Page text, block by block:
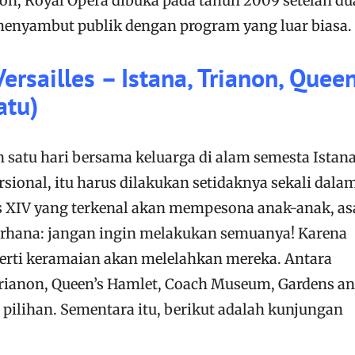
publik dengan program yang luar biasa.
– Istana, Trianon,
hari bersama keluarga di alam semesta
itu harus dilakukan setidaknya sekali
yang terkenal akan mempesona anak-anak,
jangan ingin melakukan semuanya! Karena
keramaian akan melelahkan mereka. Antara
Queen’s Hamlet, Coach Museum, Gardens
Sementara itu, berikut adalah kunjungan